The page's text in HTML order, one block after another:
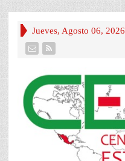
Jueves, Agosto 06, 2026